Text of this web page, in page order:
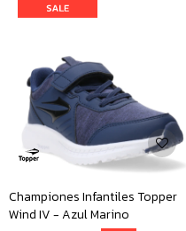
Championes Infantiles Topper
Wind IV - Azul Marino